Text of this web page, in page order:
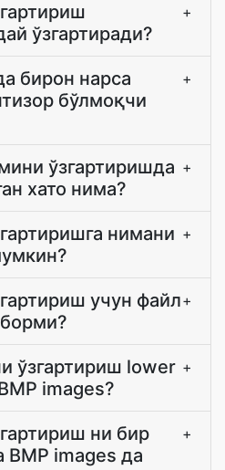
ўзгартиради?
+
бирон нарса
бўлмоқчи
+
ўзгартиришда
хато нима?
+
нимани +
учун файл+
ўзгартириш lower
images?
+
ни бир
BMP images да
+